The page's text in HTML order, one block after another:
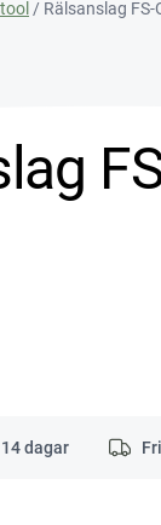
/ Rälsanslag FS-
dagar